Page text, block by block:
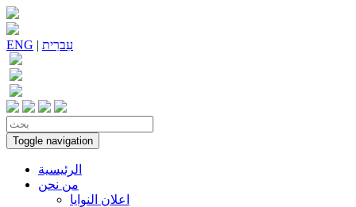
ENG | עִברִית
Toggle navigation
الرئيسية
من نحن
اعلان النوايا